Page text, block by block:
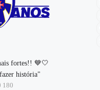
fortes!! 💙🤍
história"
180